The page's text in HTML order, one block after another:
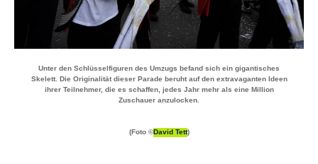
Unter den Schlüsselfiguren des Umzugs befand sich ein gigantisches
Skelett. Die Originalität dieser Parade beruht auf den extravaganten Ideen
ihrer Teilnehmer, die es schaffen, jedes Jahr mehr als eine Million
Zuschauer anzulocken.
(Foto ©David Tett)